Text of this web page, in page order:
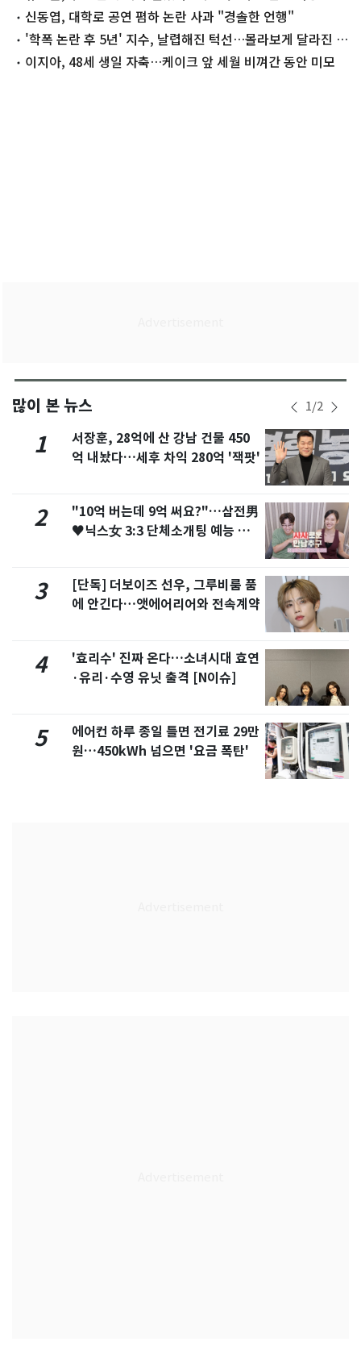
신동엽, 대학로 공연 폄하 논란 사과 "경솔한 언행"
'학폭 논란 후 5년' 지수, 날렵해진 턱선…몰라보게 달라진 근
황 이지아, 48세 생일 자축…케이크 앞 세월 비껴간 동안 미모
많이 본 뉴스 1/2
1
서장훈, 28억에 산 강남 건물 450
억 내놨다…세후 차익 280억 '잭팟'
2
"10억 버는데 9억 써요?"…삼전男
♥닉스女 3:3 단체소개팅 예능 화
3
[단독] 더보이즈 선우, 그루비룸 품
에 안긴다…앳에어리어와 전속계약
4
'효리수' 진짜 온다…소녀시대 효연
·유리·수영 유닛 출격 [N이슈]
5
에어컨 하루 종일 틀면 전기료 29만
원…450kWh 넘으면 '요금 폭탄'